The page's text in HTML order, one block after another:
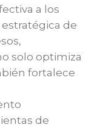
a los
de
solo optimiza
fortalece
de